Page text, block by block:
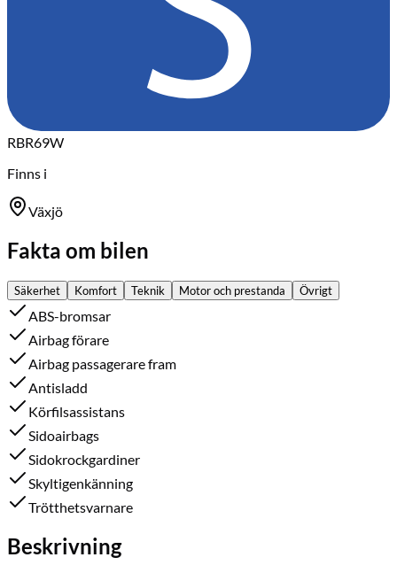
RBR69W
Finns i
Växjö
Fakta om bilen
Säkerhet Komfort Teknik Motor och prestanda Övrigt
ABS-bromsar
Airbag förare
Airbag passagerare fram
Antisladd
Körfilsassistans
Sidoairbags
Sidokrockgardiner
Skyltigenkänning
Trötthetsvarnare
Beskrivning